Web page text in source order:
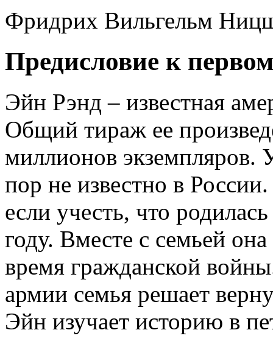
Фридрих Вильгельм
Предисловие к
Эйн Рэнд – известная
Общий тираж ее
миллионов экземпляров.
пор не известно в
если учесть, что
году. Вместе с семьей
время гражданской
армии семья решает
Эйн изучает историю в